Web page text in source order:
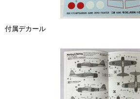
付属デカール